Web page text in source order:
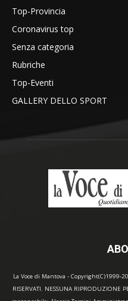
Top-Provincia
Coronavirus top
Senza categoria
Rubriche
Top-Eventi
GALLERY DELLO SPORT
La Voce di Mantova - Copyright(C)1999-
RISERVATI. NESSUNA RIPRODUZIONE